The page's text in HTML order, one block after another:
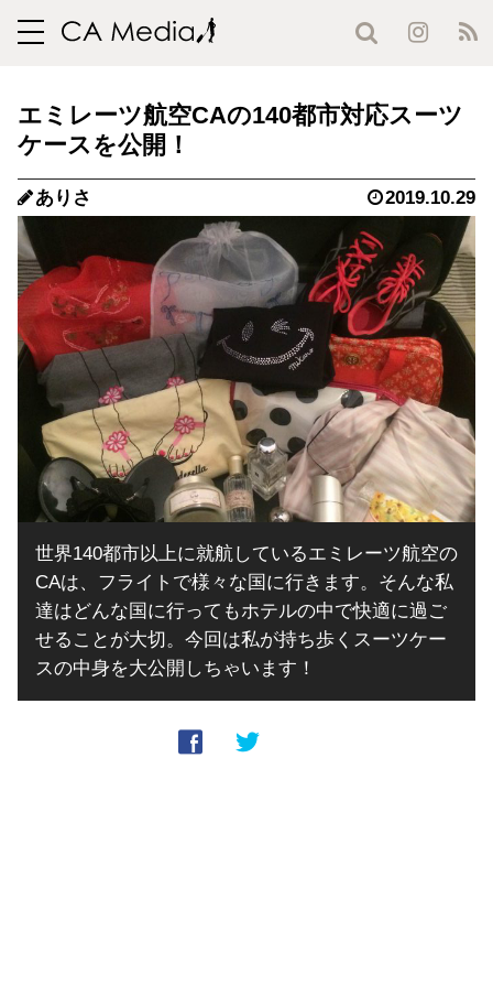
toggle
エミレーツ航空CAの140都市対応スーツ
ケースを公開！
ありさ 2019.10.29
世界140都市以上に就航しているエミレーツ航空の
CAは、フライトで様々な国に行きます。そんな私
達はどんな国に行ってもホテルの中で快適に過ご
せることが大切。今回は私が持ち歩くスーツケー
スの中身を大公開しちゃいます！